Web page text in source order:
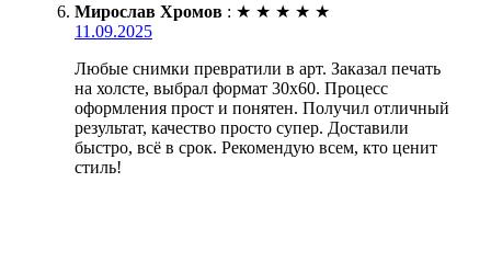
Мирослав Хромов : ★ ★ ★ ★ ★
11.09.2025
Любые снимки превратили в арт. Заказал печать
на холсте, выбрал формат 30х60. Процесс
оформления прост и понятен. Получил отличный
результат, качество просто супер. Доставили
быстро, всё в срок. Рекомендую всем, кто ценит
стиль!